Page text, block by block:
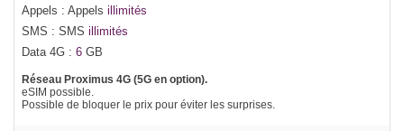
Appels : Appels illimités
SMS : SMS illimités
Data 4G : 6 GB
Réseau Proximus 4G (5G en option).
eSIM possible.
Possible de bloquer le prix pour éviter les surprises.